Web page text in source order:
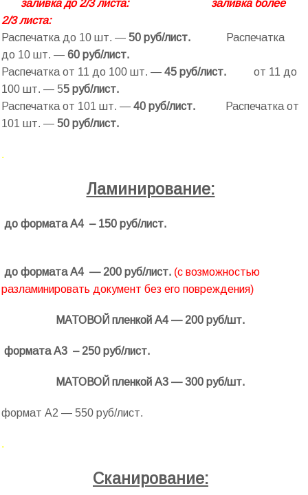
заливка до 2/3 листа:
заливка более
2/3 листа:
Распечатка до 10 шт. —50 руб/лист.
Распечатка
до 10 шт. — 60 руб/лист.
Распечатка от 11 до 100 шт. — 45 руб/лист.
от 11 до
100 шт. — 55 руб/лист.
Распечатка от 101 шт. —40 руб/лист.
Распечатка от
101 шт. — 50 руб/лист.
.
Ламинирование:
до формата А4 – 150 руб/лист.
до формата А4 — 200 руб/лист. (с возможностью
разламинировать документ без его повреждения)
МАТОВОЙ пленкой А4 — 200 руб/шт.
формата А3 – 250 руб/лист.
МАТОВОЙ пленкой А3 — 300 руб/шт.
формат А2 — 550 руб/лист.
.
Сканирование: